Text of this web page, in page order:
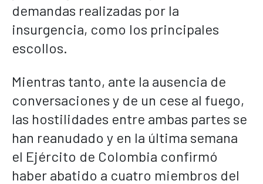
demandas realizadas por la
insurgencia, como los principales
escollos.
Mientras tanto, ante la ausencia de
conversaciones y de un cese al fuego,
las hostilidades entre ambas partes se
han reanudado y en la última semana
el Ejército de Colombia confirmó
haber abatido a cuatro miembros del